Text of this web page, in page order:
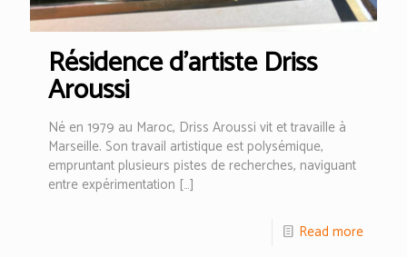
Résidence d’artiste Driss
Aroussi
Né en 1979 au Maroc, Driss Aroussi vit et travaille à
Marseille. Son travail artistique est polysémique,
empruntant plusieurs pistes de recherches, naviguant
entre expérimentation […]
Read more